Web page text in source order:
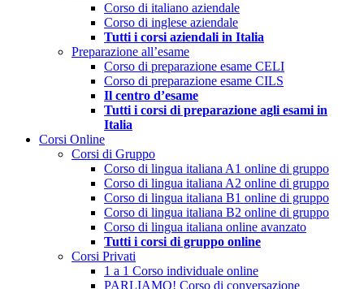
Corso di italiano aziendale
Corso di inglese aziendale
Tutti i corsi aziendali in Italia
Preparazione all’esame
Corso di preparazione esame CELI
Corso di preparazione esame CILS
Il centro d’esame
Tutti i corsi di preparazione agli esami in
Italia
Corsi Online
Corsi di Gruppo
Corso di lingua italiana A1 online di gruppo
Corso di lingua italiana A2 online di gruppo
Corso di lingua italiana B1 online di gruppo
Corso di lingua italiana B2 online di gruppo
Corso di lingua italiana online avanzato
Tutti i corsi di gruppo online
Corsi Privati
1 a 1 Corso individuale online
PARLIAMO! Corso di conversazione